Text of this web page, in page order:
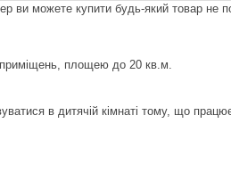
ви можете купити будь-який товар не
приміщень, площею до 20 кв.м.
в дитячій кімнаті тому, що